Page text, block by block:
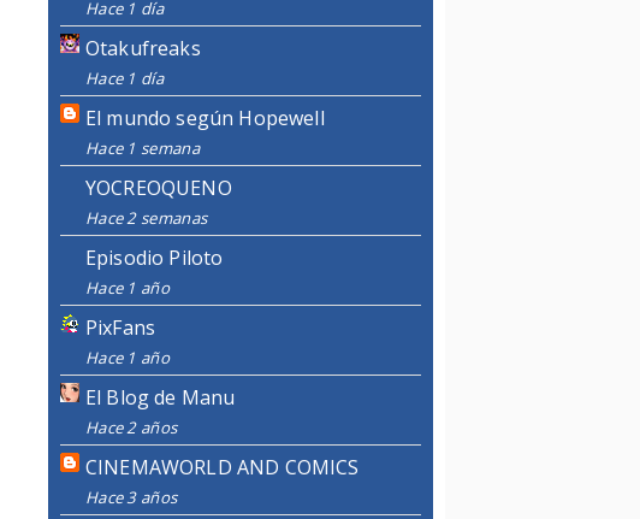
Hace 1 día
Otakufreaks
Hace 1 día
El mundo según Hopewell
Hace 1 semana
YOCREOQUENO
Hace 2 semanas
Episodio Piloto
Hace 1 año
PixFans
Hace 1 año
El Blog de Manu
Hace 2 años
CINEMAWORLD AND COMICS
Hace 3 años